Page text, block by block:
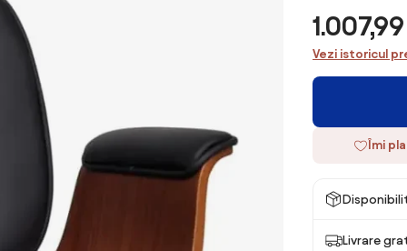
Vezi istoricul
Îmi
Livrare